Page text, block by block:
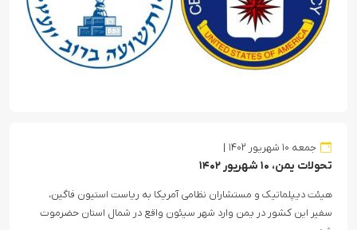
جمعه ۱۰ شهریور ۱۴۰۲
تحولات یمن، ۱۰ شهریور ۱۴۰۲
هیئت دیپلماتیک و مستشاران نظامی آمریکا به ریاست استیون فاگین،
سفیر این کشور در یمن وارد شهر سیئون واقع در شمال استان حضرموت